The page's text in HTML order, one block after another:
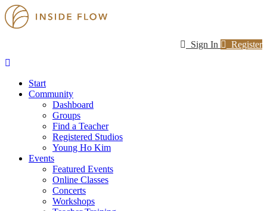
Sign In Register
Start
Community
Dashboard
Groups
Find a Teacher
Registered Studios
Young Ho Kim
Events
Featured Events
Online Classes
Concerts
Workshops